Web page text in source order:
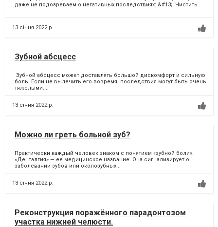
даже не подозреваем о негативных последствиях: &#13; Чистить...
13 січня 2022 р.
Зубной абсцесс
Зубной абсцесс может доставлять большой дискомфорт и сильную
боль. Если не вылечить его вовремя, последствия могут быть очень
тяжелыми....
13 січня 2022 р.
Можно ли греть больной зуб?
Практически каждый человек знаком с понятием «зубной боли».
«Денталгия» — ее медицинское название. Она сигнализирует о
заболевании зубов или околозубных...
13 січня 2022 р.
Реконструкция поражённого парадонтозом
участка нижней челюсти.